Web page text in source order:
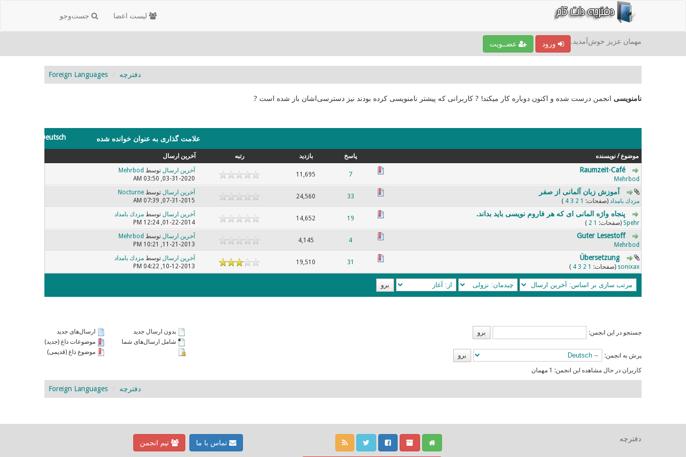
جست‌و‌جو لیست اعضا
ورود عضــویت مهمان عزیز خوش‌آمدید.
دفترچه Foreign Languages
نامنویسی انجمن درست شده و اکنون دوباره کار میکند! ? کاربرانی که پیشتر نامنویسی کرده بودند نیز دسترسی‌اشان باز شده است ?
Deutsch علامت گذاری به عنوان خوانده شده
موضوع/ نویسنده پاسخ بازدید رتبه آخرین ارسال
Raumzeit-Café
Mehrbod
7
11,695
آخرین ارسال توسط Mehrbod
03-31-2020, 03:50 AM
آموزش زبان آلمانی از صفر
مزدك بامداد (صفحات: 1
2
3
4
)
33
24,560
آخرین ارسال توسطNocturne
07-31-2015, 07:39 AM
پنجاه واژه المانی ای که هر فاروم نویسی باید بداند.
Spehr (صفحات: 1
2
)
19
14,652 0 رای - 0 از میانگین 5 رای 1234 5 آخرین ارسال توسطمزدك بامداد
01-22-2014, 12:24 PM
Guter Lesestoff
Mehrbod
4
4,145
آخرین ارسال توسط Mehrbod
11-21-2013, 10:21 PM
Übersetzung
sonixax (صفحات: 1
2
3
4
)
31
19,510
آخرین ارسال توسطمزدك بامداد
10-12-2013, 04:22 PM
ارسال‌های جدید
موضوعات داغ (جدید)
موضوع داغ (قدیمی)
بدون ارسال جدید
شامل ارسال‌های شما
جستجو در این انجمن:
پرش به انجمن:
کاربران در حال مشاهده این انجمن: 1 مهمان
دفترچه Foreign Languages
دفترچه تماس با ما تیم انجمن